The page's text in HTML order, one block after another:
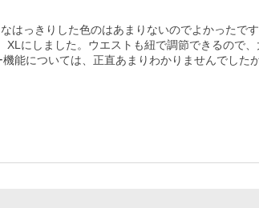
はっきりした色のはあまりないのでよかったで
にしました。ウエストも紐で調節できるので、
能については、正直あまりわかりませんでした